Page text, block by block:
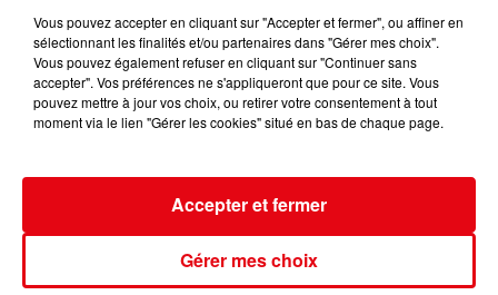
Vous pouvez accepter en cliquant sur "Accepter et fermer", ou affiner en
sélectionnant les finalités et/ou partenaires dans "Gérer mes choix".
Vous pouvez également refuser en cliquant sur "Continuer sans
accepter". Vos préférences ne s'appliqueront que pour ce site. Vous
pouvez mettre à jour vos choix, ou retirer votre consentement à tout
moment via le lien "Gérer les cookies" situé en bas de chaque page.
Gérer mes choix
Accepter et fermer